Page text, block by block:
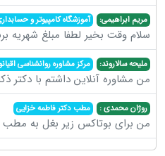
مریم ابراهیمی: آموزشگاه کامپیوتر و
سلام وقت بخیر لطفا مبلغ شهریه
ملیحه سالاروند: مرکز مشاوره روانشناسی
من مشاوره آنلاین داشتم با دکتر
روژان محمدی : مطب دکتر فاطمه خزایی
من برای بوتاکس زیر بغل به مطب